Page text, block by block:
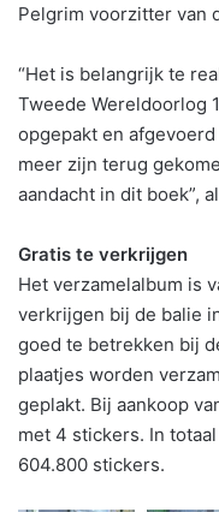
Pelgrim voorzitter van
“Het is belangrijk te
Tweede Wereldoorlog
opgepakt en
meer zijn terug
aandacht in dit boek”,
Gratis te verkrijgen
Het verzamelalbum is
verkrijgen bij de balie
goed te betrekken bij
plaatjes worden
geplakt. Bij aankoop
met 4 stickers. In
604.800 stickers.